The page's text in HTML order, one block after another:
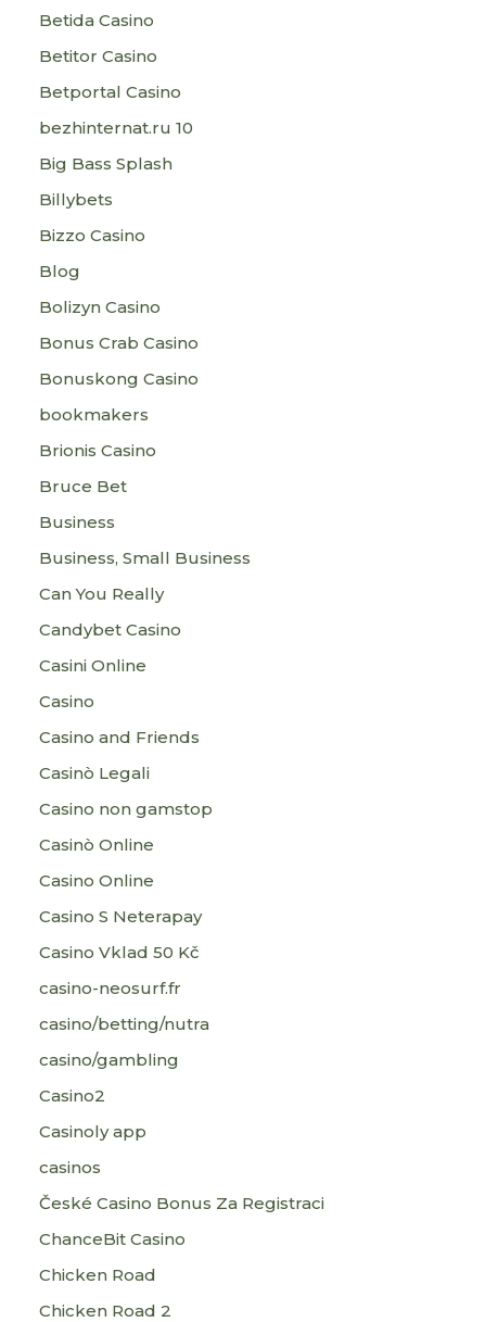
Betida Casino
Betitor Casino
Betportal Casino
bezhinternat.ru 10
Big Bass Splash
Billybets
Bizzo Casino
Blog
Bolizyn Casino
Bonus Crab Casino
Bonuskong Casino
bookmakers
Brionis Casino
Bruce Bet
Business
Business, Small Business
Can You Really
Candybet Casino
Casini Online
Casino
Casino and Friends
Casinò Legali
Casino non gamstop
Casinò Online
Casino Online
Casino S Neterapay
Casino Vklad 50 Kč
casino-neosurf.fr
casino/betting/nutra
casino/gambling
Casino2
Casinoly app
casinos
České Casino Bonus Za Registraci
ChanceBit Casino
Chicken Road
Chicken Road 2